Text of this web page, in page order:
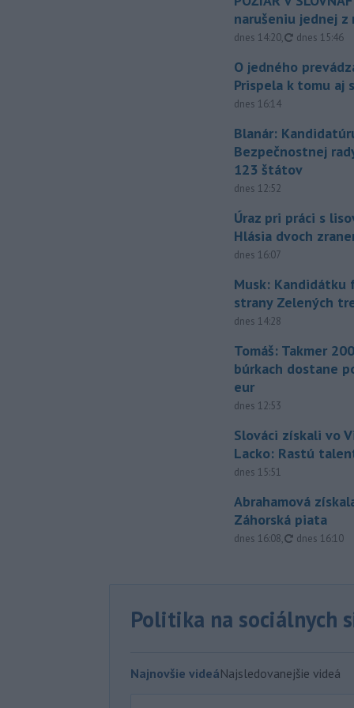
narušeniu jednej z
dnes 14:20, aktualizované
dnes 15:46
O jedného
Prispela k tomu aj
dnes 16:14
Blanár:
Bezpečnostnej
123 štátov
dnes 12:52
Úraz pri práci s
Hlásia dvoch
dnes 16:07
Musk: Kandidátku
strany Zelených
dnes 14:28
Tomáš: Takmer
búrkach dostane
eur
dnes 12:53
Slováci získali vo
Lacko: Rastú
dnes 15:51
Abrahamová
Záhorská piata
dnes 16:08, aktualizované
dnes 16:10
Politika na sociálnych
Najnovšie videáNajsledovanejšie videá